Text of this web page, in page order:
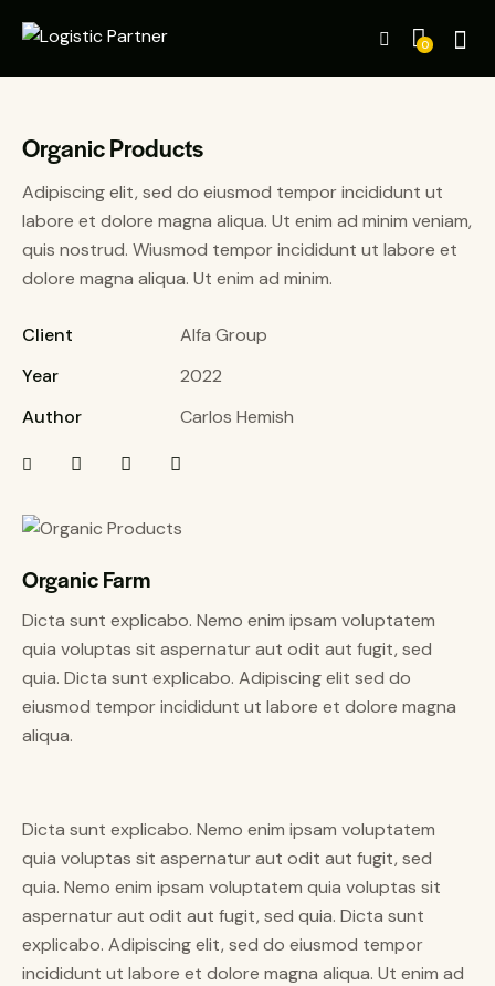
0
Organic Products
Organic Farm
Dicta sunt explicabo. Nemo enim ipsam voluptatem
quia voluptas sit aspernatur aut odit aut fugit, sed
quia. Dicta sunt explicabo. Adipiscing elit sed do
eiusmod tempor incididunt ut labore et dolore magna
aliqua.
Dicta sunt explicabo. Nemo enim ipsam voluptatem
quia voluptas sit aspernatur aut odit aut fugit, sed
quia. Nemo enim ipsam voluptatem quia voluptas sit
aspernatur aut odit aut fugit, sed quia. Dicta sunt
explicabo. Adipiscing elit, sed do eiusmod tempor
incididunt ut labore et dolore magna aliqua. Ut enim ad
Adipiscing elit, sed do eiusmod tempor incididunt ut
labore et dolore magna aliqua. Ut enim ad minim veniam,
quis nostrud. Wiusmod tempor incididunt ut labore et
dolore magna aliqua. Ut enim ad minim.
Client
Alfa Group
Year
2022
Author
Carlos Hemish